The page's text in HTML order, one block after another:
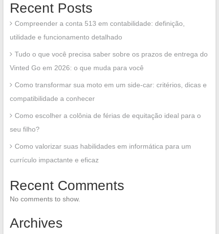
Recent Posts
Compreender a conta 513 em contabilidade: definição,
utilidade e funcionamento detalhado
Tudo o que você precisa saber sobre os prazos de entrega do
Vinted Go em 2026: o que muda para você
Como transformar sua moto em um side-car: critérios, dicas e
compatibilidade a conhecer
Como escolher a colônia de férias de equitação ideal para o
seu filho?
Como valorizar suas habilidades em informática para um
currículo impactante e eficaz
Recent Comments
No comments to show.
Archives